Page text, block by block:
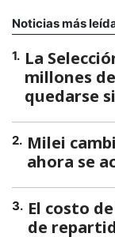
Noticias más
1. La
millones
quedarse
2. Milei
ahora se
3. El costo
de